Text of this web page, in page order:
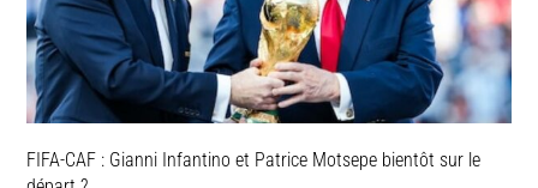
FIFA-CAF : Gianni Infantino et Patrice Motsepe bientôt sur le